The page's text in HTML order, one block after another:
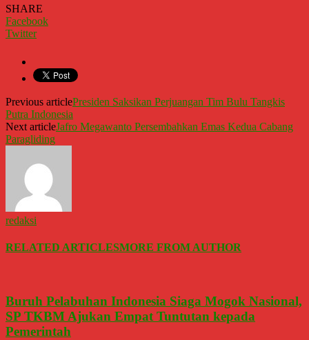
SHARE
Facebook
Twitter
Previous articlePresiden Saksikan Perjuangan Tim Bulu Tangkis
Putra Indonesia
Next articleJafro Megawanto Persembahkan Emas Kedua Cabang
Paragliding
redaksi
RELATED ARTICLESMORE FROM AUTHOR
Buruh Pelabuhan Indonesia Siaga Mogok Nasional,
SP TKBM Ajukan Empat Tuntutan kepada
Pemerintah